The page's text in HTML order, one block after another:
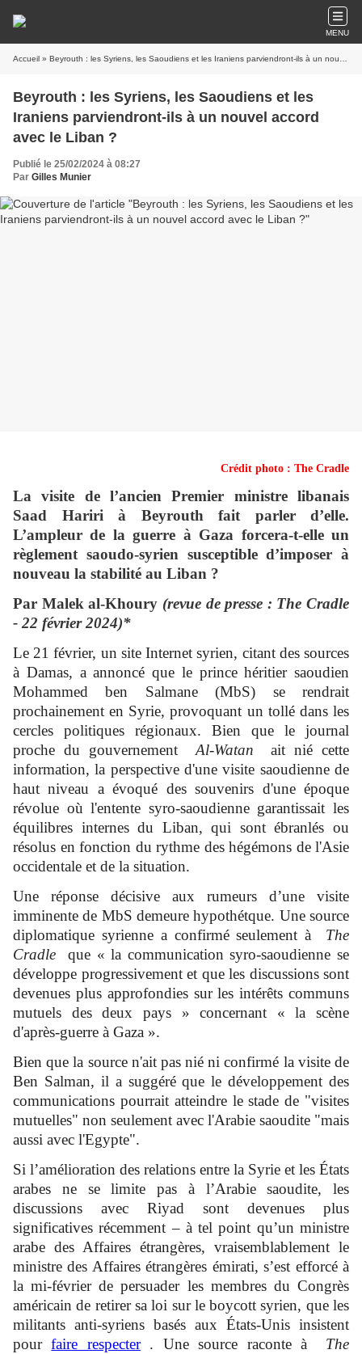
MENU
Accueil » Beyrouth : les Syriens, les Saoudiens et les Iraniens parviendront-ils à un nouvel accord avec le Liban ?
Beyrouth : les Syriens, les Saoudiens et les
Iraniens parviendront-ils à un nouvel accord
avec le Liban ?
Publié le 25/02/2024 à 08:27
Par Gilles Munier
Crédit photo : The Cradle
La visite de l’ancien Premier ministre libanais
Saad Hariri à Beyrouth fait parler d’elle.
L’ampleur de la guerre à Gaza forcera-t-elle un
règlement saoudo-syrien susceptible d’imposer à
nouveau la stabilité au Liban ?
Par Malek al-Khoury (revue de presse : The Cradle
- 22 février 2024)*
Le 21 février, un site Internet syrien, citant des sources
à Damas, a annoncé que le prince héritier saoudien
Mohammed ben Salmane (MbS) se rendrait
prochainement en Syrie, provoquant un tollé dans les
cercles politiques régionaux. Bien que le journal
proche du gouvernement Al-Watan ait nié cette
information, la perspective d'une visite saoudienne de
haut niveau a évoqué des souvenirs d'une époque
révolue où l'entente syro-saoudienne garantissait les
équilibres internes du Liban, qui sont ébranlés ou
résolus en fonction du rythme des hégémons de l'Asie
occidentale et de la situation.
Une réponse décisive aux rumeurs d’une visite
imminente de MbS demeure hypothétque. Une source
diplomatique syrienne a confirmé seulement à The
Cradle que « la communication syro-saoudienne se
développe progressivement et que les discussions sont
devenues plus approfondies sur les intérêts communs
mutuels des deux pays » concernant « la scène
d'après-guerre à Gaza ».
Bien que la source n'ait pas nié ni confirmé la visite de
Ben Salman, il a suggéré que le développement des
communications pourrait atteindre le stade de "visites
mutuelles" non seulement avec l'Arabie saoudite "mais
aussi avec l'Egypte".
Si l’amélioration des relations entre la Syrie et les États
arabes ne se limite pas à l’Arabie saoudite, les
discussions avec Riyad sont devenues plus
significatives récemment – ​​à tel point qu’un ministre
arabe des Affaires étrangères, vraisemblablement le
ministre des Affaires étrangères émirati, s’est efforcé à
la mi-février de persuader les membres du Congrès
américain de retirer sa loi sur le boycott syrien, que les
militants anti-syriens basés aux États-Unis insistent
pourfaire respecter. Une source raconte à The